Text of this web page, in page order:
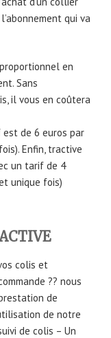
qui va
en
Sans
il vous en coûtera
est de 6 euros par
Enfin, tractive
un tarif de 4
unique fois)
colis et
?? nous
de
de notre
de colis – Un